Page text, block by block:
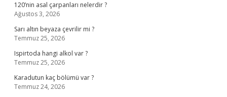
120’nin asal çarpanları nelerdir ?
Ağustos 3, 2026
Sarı altın beyaza çevrilir mi ?
Temmuz 25, 2026
Ispirtoda hangi alkol var ?
Temmuz 25, 2026
Karadutun kaç bölümü var ?
Temmuz 24, 2026